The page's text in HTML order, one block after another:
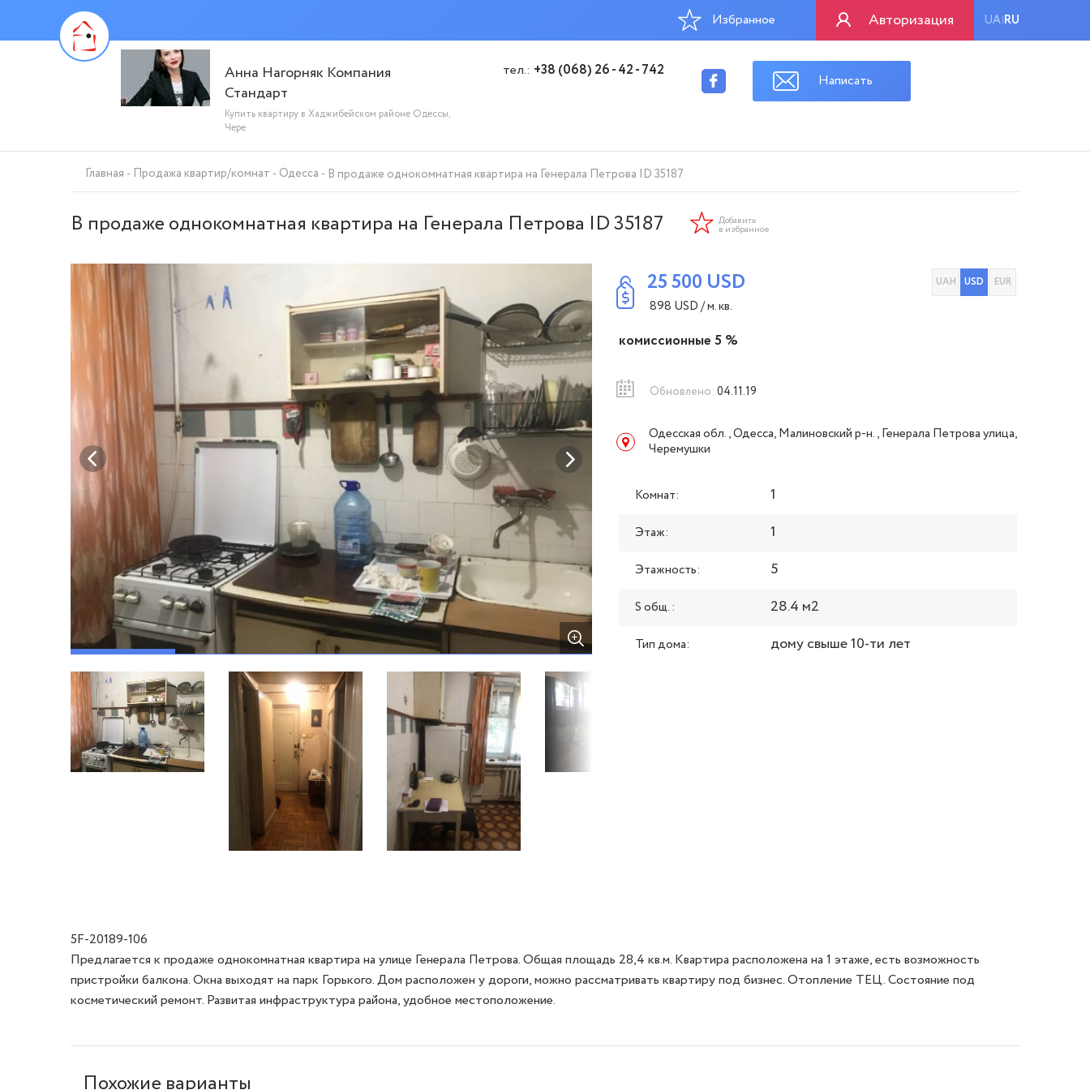
Авторизация UA|RU
Избранное
Анна Нагорняк Компания
Стандарт
Купить квартиру в Хаджибейском районе Одессы,
Чере
тел.: +38 (068) 26 - 42 - 742
Написать
Главная Продажа квартир/комнат Одесса В продаже однокомнатная квартира на Генерала Петрова ID 35187
В продаже однокомнатная квартира на Генерала Петрова ID 35187 Добавить
в избранное
25 500 USD
898 USD/ м. кв.
UAH USD EUR
комиссионные 5 %
Обновлено: 04.11.19
Одесская обл., Одесса, Малиновский р-н., Генерала Петрова улица,
Черемушки
Комнат: 1
Этаж: 1
Этажность: 5
S общ. : 28.4 м2
Тип дома: дому свыше 10-ти лет
5F-20189-106
Предлагается к продаже однокомнатная квартира на улице Генерала Петрова. Общая площадь 28,4 кв.м. Квартира расположена на 1 этаже, есть возможность
пристройки балкона. Окна выходят на парк Горького. Дом расположен у дороги, можно рассматривать квартиру под бизнес. Отопление ТЕЦ. Состояние под
косметический ремонт. Развитая инфраструктура района, удобное местоположение.
Похожие варианты